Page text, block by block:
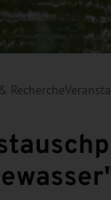
Recherche